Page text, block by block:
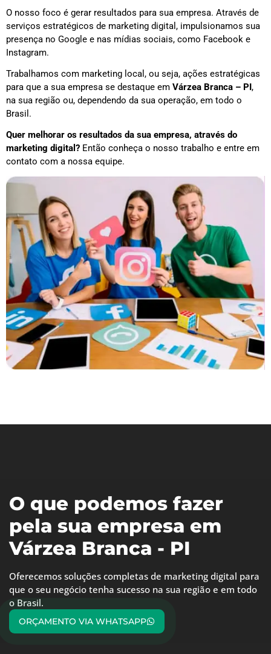
O nosso foco é gerar resultados para sua empresa. Através de
serviços estratégicos de marketing digital, impulsionamos sua
presença no Google e nas mídias sociais, como Facebook e
Instagram.
Trabalhamos com marketing local, ou seja, ações estratégicas
para que a sua empresa se destaque em Várzea Branca – PI,
na sua região ou, dependendo da sua operação, em todo o
Brasil.
Quer melhorar os resultados da sua empresa, através do
marketing digital? Então conheça o nosso trabalho e entre em
contato com a nossa equipe.
O que podemos fazer
pela sua empresa em
Várzea Branca - PI
Oferecemos soluções completas de marketing digital para
que o seu negócio tenha sucesso na sua região e em todo
o Brasil.
ORÇAMENTO VIA WHATSAPP